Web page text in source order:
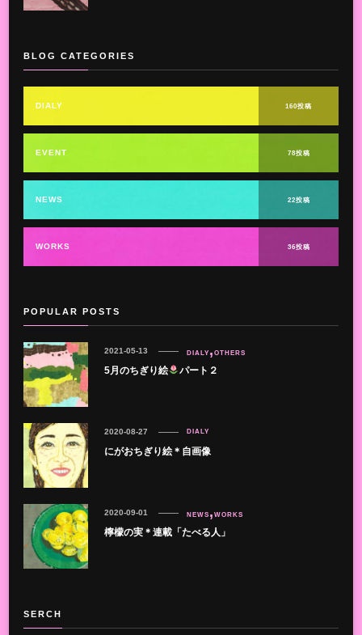
BLOG CATEGORIES
DIALY 160投稿
EVENT 78投稿
NEWS 22投稿
WORKS 36投稿
POPULAR POSTS
DIALY OTHERS
5月のちぎり絵 パート２
2021-05-13
DIALY
にがおちぎり絵＊自画像
2020-08-27
NEWS WORKS
檸檬の実＊連載「たべる人」
2020-09-01
SERCH